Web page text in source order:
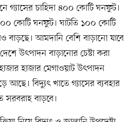
গ্যাসের চাহিদা ৪০০ কোটি ঘনফুট।
কোটি ঘনফুট। ঘাটতি ১০০ কোটি
আমদানি বেশি বাড়ানো যাবে
উৎপাদন বাড়ানোর চেষ্টা করা
হাজার মেগাওয়াট উৎপাদন
আছে। বিদ্যুৎ খাতে গ্যাসের ব্যবহার
সরবরাহ বাড়বে।